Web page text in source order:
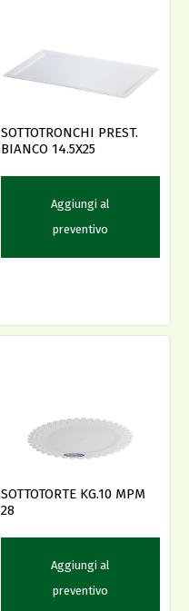
SOTTOTRONCHI PREST.
BIANCO 14.5X25
Aggiungi al
preventivo
SOTTOTORTE KG.10 MPM
28
Aggiungi al
preventivo